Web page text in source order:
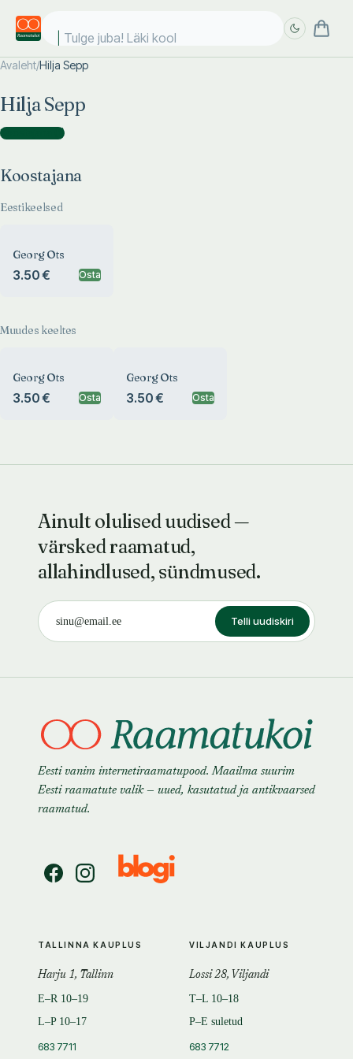
Tulge juba! Läki kooli!
Avaleht/Hilja Sepp
Hilja Sepp
Koostajana )
Koostajana
Eestikeelsed
Georg Ots
3.50 € Osta
Muudes keeltes
Georg Ots
3.50 € Osta
Georg Ots
3.50 € Osta
Ainult olulised uudised —
värsked raamatud,
allahindlused, sündmused.
Telli uudiskiri
Eesti vanim internetiraamatupood. Maailma suurim
Eesti raamatute valik — uued, kasutatud ja antikvaarsed
raamatud.
TALLINNA KAUPLUS
Harju 1, Tallinn
E–R 10–19
L–P 10–17
683 7711
VILJANDI KAUPLUS
Lossi 28, Viljandi
T–L 10–18
P–E suletud
683 7712